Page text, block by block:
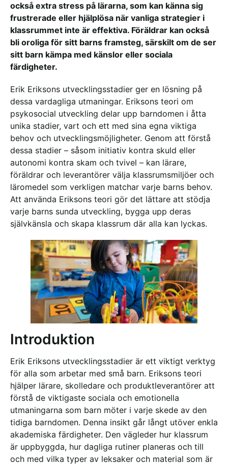
också extra stress på lärarna, som kan känna sig
frustrerade eller hjälplösa när vanliga strategier i
klassrummet inte är effektiva. Föräldrar kan också
bli oroliga för sitt barns framsteg, särskilt om de ser
sitt barn kämpa med känslor eller sociala
färdigheter.
Erik Eriksons utvecklingsstadier ger en lösning på
dessa vardagliga utmaningar. Eriksons teori om
psykosocial utveckling delar upp barndomen i åtta
unika stadier, vart och ett med sina egna viktiga
behov och utvecklingsmöjligheter. Genom att förstå
dessa stadier – såsom initiativ kontra skuld eller
autonomi kontra skam och tvivel – kan lärare,
föräldrar och leverantörer välja klassrumsmiljöer och
läromedel som verkligen matchar varje barns behov.
Att använda Eriksons teori gör det lättare att stödja
varje barns sunda utveckling, bygga upp deras
självkänsla och skapa klassrum där alla kan lyckas.
Introduktion
Erik Eriksons utvecklingsstadier är ett viktigt verktyg
för alla som arbetar med små barn. Eriksons teori
hjälper lärare, skolledare och produktleverantörer att
förstå de viktigaste sociala och emotionella
utmaningarna som barn möter i varje skede av den
tidiga barndomen. Denna insikt går långt utöver enkla
akademiska färdigheter. Den vägleder hur klassrum
är uppbyggda, hur dagliga rutiner planeras och till
och med vilka typer av leksaker och material som är